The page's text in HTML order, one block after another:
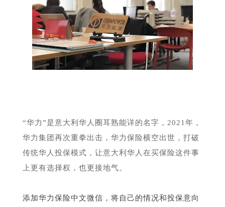
“华力”是意大利华人圈耳熟能详的名字，2021年，
华力集团再次重拳出击，华力保险横空出世，打破
传统华人投保模式，让意大利华人在买保险这件事
上更有选择权，也更接地气。
添加华力保险中文微信，将自己的情况和投保意向